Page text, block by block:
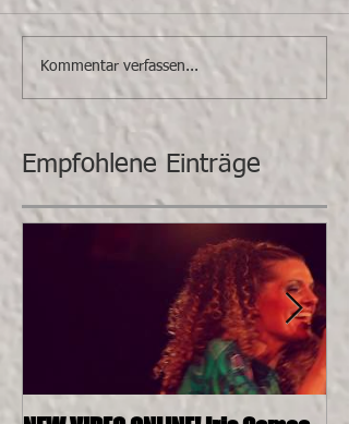
Kommentar verfassen...
Empfohlene Einträge